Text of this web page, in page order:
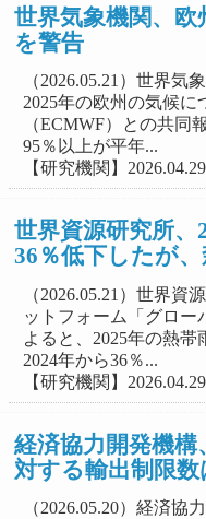
世界気象機関、
を警告
（2026.05.21）世界気
2025年の欧州の気候
（ECMWF）との共同
95％以上が平年...
【研究機関】
世界資源研究所、
36％低下したが
（2026.05.21）世界資
ットフォーム「グロー
よると、2025年の熱
2024年から36％...
【研究機関】
経済協力開発機構
対する輸出制限
（2026.05.20）経済協